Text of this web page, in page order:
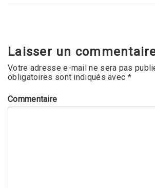
Laisser un
Votre adresse e-mail ne sera pas
obligatoires sont indiqués avec *
Commentaire